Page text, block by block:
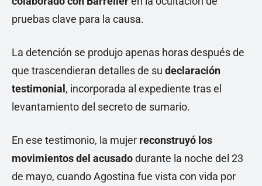
pruebas clave para la causa.
La detención se produjo apenas horas después de
que trascendieran detalles de su declaración
testimonial , incorporada al expediente tras el
levantamiento del secreto de sumario.
En ese testimonio, la mujer reconstruyó los
movimientos del acusadodurante la noche del 23
de mayo, cuando Agostina fue vista con vida por